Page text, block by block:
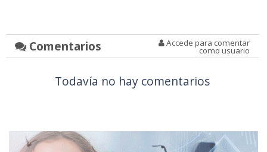
Comentarios Accede para comentar
como usuario
Todavía no hay comentarios